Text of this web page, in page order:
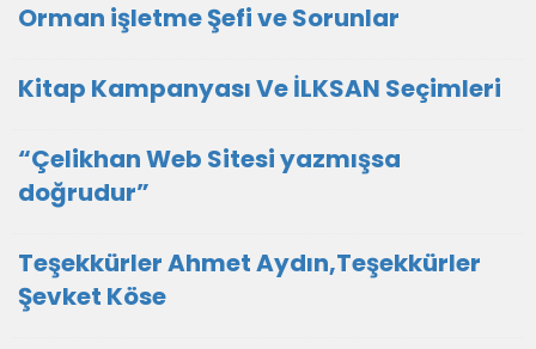
Orman işletme Şefi ve Sorunlar
Kitap Kampanyası Ve İLKSAN Seçimleri
“Çelikhan Web Sitesi yazmışsa
doğrudur”
Teşekkürler Ahmet Aydın,Teşekkürler
Şevket Köse